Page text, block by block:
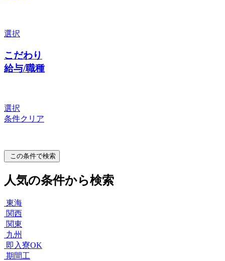
選択
こだわり
給与/職種
選択
条件クリア
この条件で検索
人気の条件から検索
東海
関西
関東
九州
即入寮OK
期間工